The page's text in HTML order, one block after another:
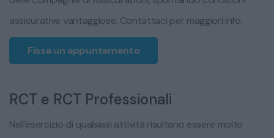
assicurative vantaggiose. Contattaci per maggiori info.
Fissa un appuntamento
RCT e RCT Professionali
Nell’esercizio di qualsiasi attività risultano essere molto